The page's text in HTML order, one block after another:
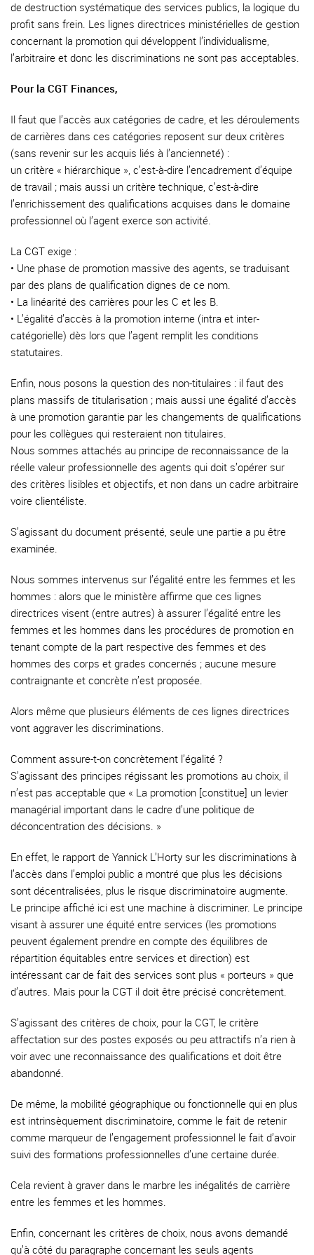
de destruction systématique des services publics, la logique du
profit sans frein. Les lignes directrices ministérielles de gestion
concernant la promotion qui développent l’individualisme,
l’arbitraire et donc les discriminations ne sont pas acceptables.
Pour la CGT Finances,
Il faut que l’accès aux catégories de cadre, et les déroulements
de carrières dans ces catégories reposent sur deux critères
(sans revenir sur les acquis liés à l’ancienneté) :
un critère « hiérarchique », c’est-à-dire l’encadrement d’équipe
de travail ; mais aussi un critère technique, c’est-à-dire
l’enrichissement des qualifications acquises dans le domaine
professionnel où l’agent exerce son activité.
La CGT exige :
• Une phase de promotion massive des agents, se traduisant
par des plans de qualification dignes de ce nom.
• La linéarité des carrières pour les C et les B.
• L’égalité d’accès à la promotion interne (intra et inter-
catégorielle) dès lors que l’agent remplit les conditions
statutaires.
Enfin, nous posons la question des non-titulaires : il faut des
plans massifs de titularisation ; mais aussi une égalité d’accès
à une promotion garantie par les changements de qualifications
pour les collègues qui resteraient non titulaires.
Nous sommes attachés au principe de reconnaissance de la
réelle valeur professionnelle des agents qui doit s’opérer sur
des critères lisibles et objectifs, et non dans un cadre arbitraire
voire clientéliste.
S’agissant du document présenté, seule une partie a pu être
examinée.
Nous sommes intervenus sur l’égalité entre les femmes et les
hommes : alors que le ministère affirme que ces lignes
directrices visent (entre autres) à assurer l’égalité entre les
femmes et les hommes dans les procédures de promotion en
tenant compte de la part respective des femmes et des
hommes des corps et grades concernés ; aucune mesure
contraignante et concrète n’est proposée.
Alors même que plusieurs éléments de ces lignes directrices
vont aggraver les discriminations.
Comment assure-t-on concrètement l’égalité ?
S’agissant des principes régissant les promotions au choix, il
n’est pas acceptable que « La promotion [constitue] un levier
managérial important dans le cadre d’une politique de
déconcentration des décisions. »
En effet, le rapport de Yannick L’Horty sur les discriminations à
l’accès dans l’emploi public a montré que plus les décisions
sont décentralisées, plus le risque discriminatoire augmente.
Le principe affiché ici est une machine à discriminer. Le principe
visant à assurer une équité entre services (les promotions
peuvent également prendre en compte des équilibres de
répartition équitables entre services et direction) est
intéressant car de fait des services sont plus « porteurs » que
d’autres. Mais pour la CGT il doit être précisé concrètement.
S’agissant des critères de choix, pour la CGT, le critère
affectation sur des postes exposés ou peu attractifs n’a rien à
voir avec une reconnaissance des qualifications et doit être
abandonné.
De même, la mobilité géographique ou fonctionnelle qui en plus
est intrinsèquement discriminatoire, comme le fait de retenir
comme marqueur de l’engagement professionnel le fait d’avoir
suivi des formations professionnelles d’une certaine durée.
Cela revient à graver dans le marbre les inégalités de carrière
entre les femmes et les hommes.
Enfin, concernant les critères de choix, nous avons demandé
qu’à côté du paragraphe concernant les seuls agents